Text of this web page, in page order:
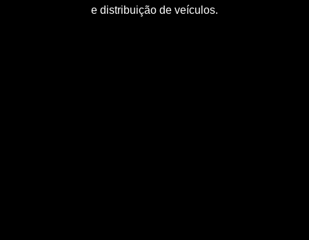
e distribuição de veículos.